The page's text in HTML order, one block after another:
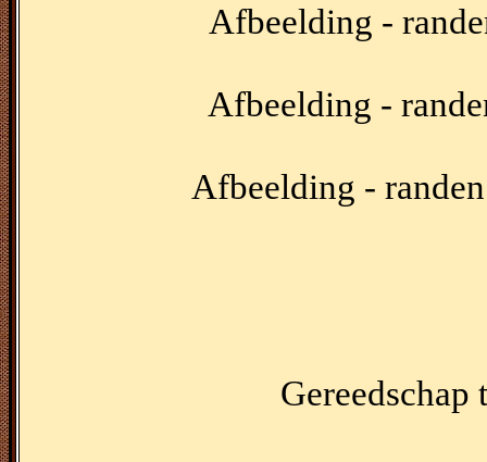
Afbeelding -
Afbeelding -
Afbeelding -
Gereedschap